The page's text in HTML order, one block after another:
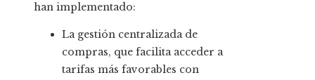
han implementado:
La gestión centralizada de
compras, que facilita acceder a
tarifas más favorables con